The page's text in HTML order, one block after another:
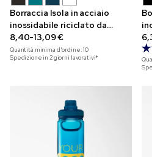
Borraccia Isola in acciaio
inossidabile riciclato da
530 ml con incisione
8,40-13,09 €
Quantità minima d'ordine:10
Spedizione in 2 giorni lavorativi*